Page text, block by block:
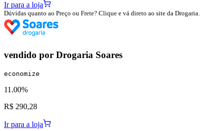
Ir para a loja
Dúvidas quanto ao Preço ou Frete? Clique e vá direto ao site da Drogaria.
vendido por Drogaria Soares
economize
11.00%
R$ 290,28
Ir para a loja